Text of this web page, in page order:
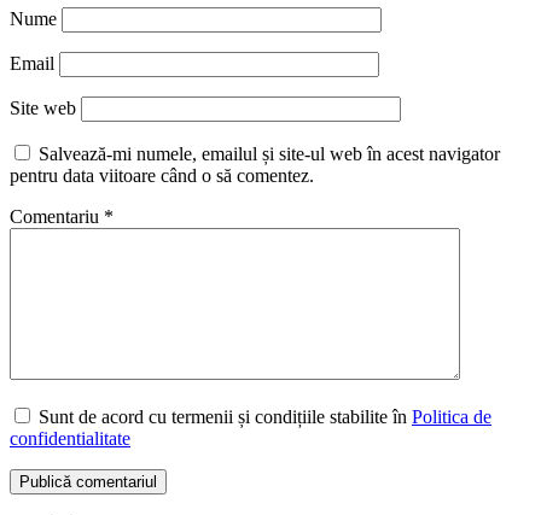
Nume
Email
Site web
Salvează-mi numele, emailul și site-ul web în acest navigator
pentru data viitoare când o să comentez.
Comentariu *
Sunt de acord cu termenii și condițiile stabilite în Politica de
confidentialitate